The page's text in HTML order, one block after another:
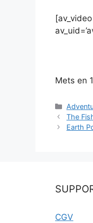
Mets en
The
Earth
CGV